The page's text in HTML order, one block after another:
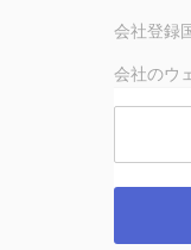
会社登録
会社のウ